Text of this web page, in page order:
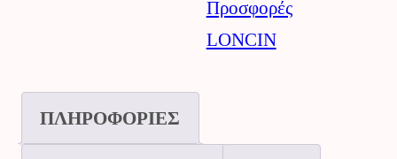
Προσφορές
LONCIN
ΠΛΗΡΟΦΟΡΙΕΣ